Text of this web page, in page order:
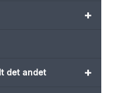
+
+
det andet